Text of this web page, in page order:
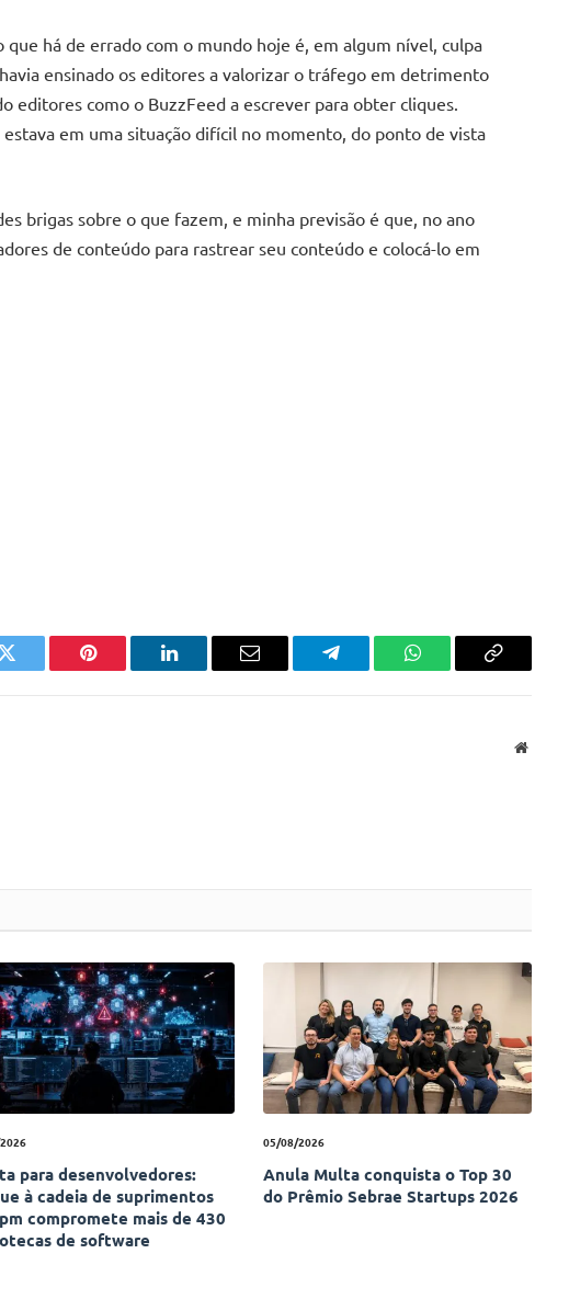
há de errado com o mundo hoje é, em algum nível, culpa
ensinado os editores a valorizar o tráfego em detrimento
editores como o BuzzFeed a escrever para obter cliques.
em uma situação difícil no momento, do ponto de vista
brigas sobre o que fazem, e minha previsão é que, no ano
de conteúdo para rastrear seu conteúdo e colocá-lo em
Twitter Pinterest LinkedIn Email Telegram WhatsAppCopiar
Website
para desenvolvedores:
à cadeia de suprimentos
compromete mais de 430
de software
05/08/2026
Anula Multa conquista o Top 30
do Prêmio Sebrae Startups 2026